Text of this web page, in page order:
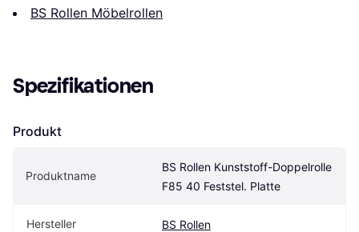
BS Rollen Möbelrollen
Spezifikationen
Produkt
Produktname
BS Rollen Kunststoff-Doppelrolle
F85 40 Feststel. Platte
Hersteller BS Rollen